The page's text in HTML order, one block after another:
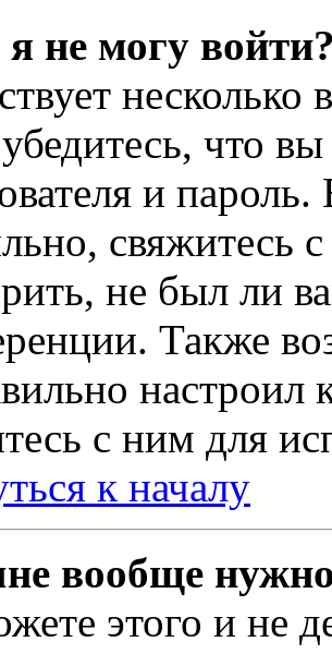
не могу
что
и
свяжитесь
не был ли
Также
с ним для
к началу
вообще
этого и не